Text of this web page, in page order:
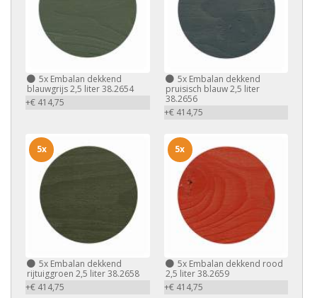
5x Embalan dekkend
blauwgrijs 2,5 liter 38.2654
+€ 414,75
5xEmbalan dekkend
pruisisch blauw 2,5 liter
38.2656
+€ 414,75
5x Embalan dekkend
rijtuiggroen 2,5 liter 38.2658
+€ 414,75
5x
5xEmbalan dekkend rood
2,5 liter 38.2659
+€ 414,75
5x